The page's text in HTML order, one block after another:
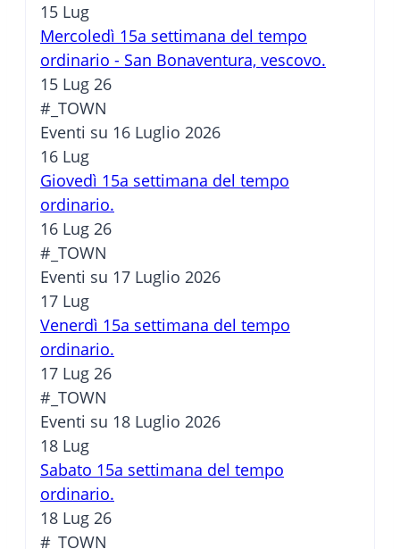
15 Lug
Mercoledì 15a settimana del tempo
ordinario - San Bonaventura, vescovo.
15 Lug 26
#_TOWN
Eventi su 16 Luglio 2026
16 Lug
Giovedì 15a settimana del tempo
ordinario.
16 Lug 26
#_TOWN
Eventi su 17 Luglio 2026
17 Lug
Venerdì 15a settimana del tempo
ordinario.
17 Lug 26
#_TOWN
Eventi su 18 Luglio 2026
18 Lug
Sabato 15a settimana del tempo
ordinario.
18 Lug 26
#_TOWN